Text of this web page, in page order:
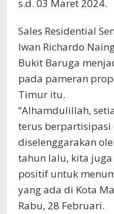
s.d. 03 Maret 2024.
Sales Residential
Iwan Richardo
Bukit Baruga
pada pameran
Timur itu.
“Alhamdulillah,
terus berpartisipasi
diselenggarakan
tahun lalu, kita
positif untuk
yang ada di Kota
Rabu, 28 Februari.